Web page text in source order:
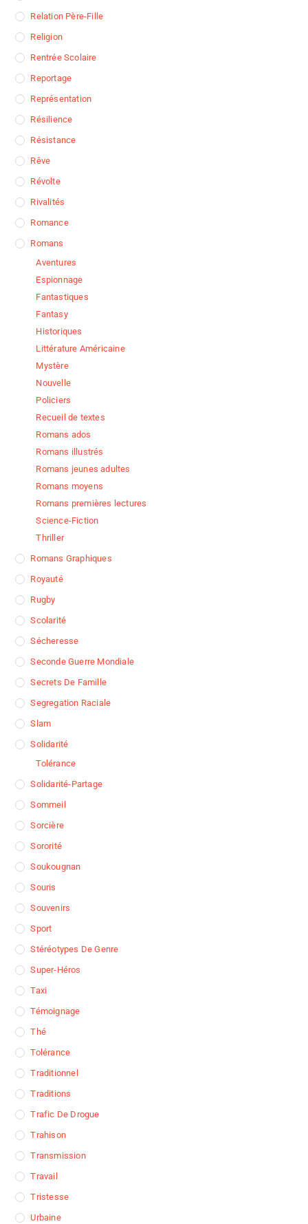
Relation Père-Fille
Religion
Rentrée Scolaire
Reportage
Représentation
Résilience
Résistance
Rêve
Révolte
Rivalités
Romance
Romans
Aventures
Espionnage
Fantastiques
Fantasy
Historiques
Littérature Américaine
Mystère
Nouvelle
Policiers
Recueil de textes
Romans ados
Romans illustrés
Romans jeunes adultes
Romans moyens
Romans premières lectures
Science-Fiction
Thriller
Romans Graphiques
Royauté
Rugby
Scolarité
Sécheresse
Seconde Guerre Mondiale
Secrets De Famille
Segregation Raciale
Slam
Solidarité
Tolérance
Solidarité-Partage
Sommeil
Sorcière
Sororité
Soukougnan
Souris
Souvenirs
Sport
Stéréotypes De Genre
Super-Héros
Taxi
Témoignage
Thé
Tolérance
Traditionnel
Traditions
Trafic De Drogue
Trahison
Transmission
Travail
Tristesse
Urbaine